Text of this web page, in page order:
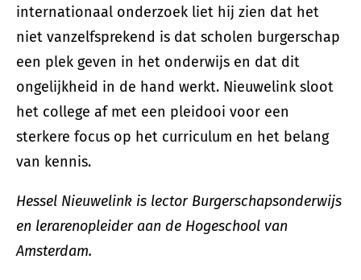
internationaal onderzoek liet hij zien dat het
niet vanzelfsprekend is dat scholen burgerschap
een plek geven in het onderwijs en dat dit
ongelijkheid in de hand werkt. Nieuwelink sloot
het college af met een pleidooi voor een
sterkere focus op het curriculum en het belang
van kennis.
Hessel Nieuwelink is lector Burgerschapsonderwijs
en lerarenopleider aan de Hogeschool van
Amsterdam.